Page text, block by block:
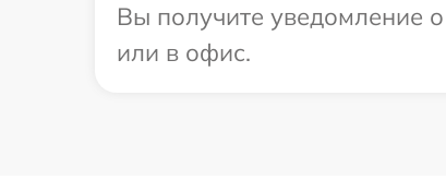
Вы получите уведомление
или в офис.